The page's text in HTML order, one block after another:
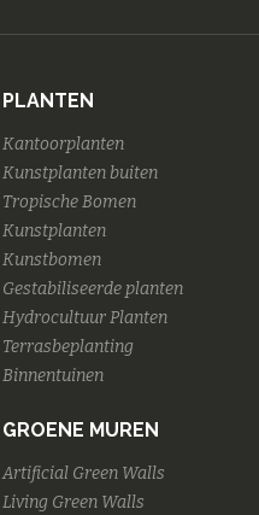
PLANTEN
Kantoorplanten
Kunstplanten buiten
Tropische Bomen
Kunstplanten
Kunstbomen
Gestabiliseerde planten
Hydrocultuur Planten
Terrasbeplanting
Binnentuinen
GROENE MUREN
Artificial Green Walls
Living Green Walls